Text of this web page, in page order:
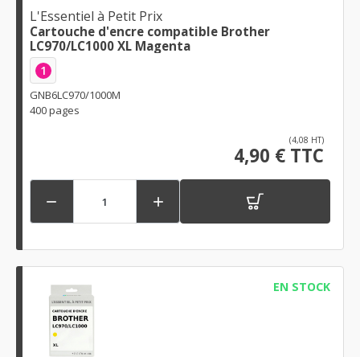
L'Essentiel à Petit Prix
Cartouche d'encre compatible Brother
LC970/LC1000 XL Magenta
1
GNB6LC970/1000M
400 pages
(4,08 HT)
4,90 € TTC
 
EN STOCK